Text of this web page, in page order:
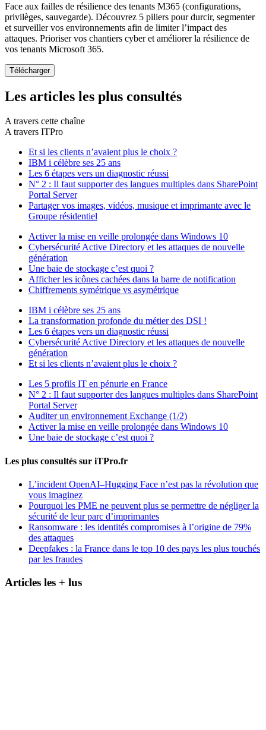
Face aux failles de résilience des tenants M365 (configurations,
privilèges, sauvegarde). Découvrez 5 piliers pour durcir, segmenter
et surveiller vos environnements afin de limiter l’impact des
attaques. Prioriser vos chantiers cyber et améliorer la résilience de
vos tenants Microsoft 365.
Les articles les plus consultés
A travers cette chaîne
A travers ITPro
Et si les clients n’avaient plus le choix ?
IBM i célèbre ses 25 ans
Les 6 étapes vers un diagnostic réussi
N° 2 : Il faut supporter des langues multiples dans SharePoint
Portal Server
Partager vos images, vidéos, musique et imprimante avec le
Groupe résidentiel
Activer la mise en veille prolongée dans Windows 10
Cybersécurité Active Directory et les attaques de nouvelle
génération
Une baie de stockage c’est quoi ?
Afficher les icônes cachées dans la barre de notification
Chiffrements symétrique vs asymétrique
IBM i célèbre ses 25 ans
La transformation profonde du métier des DSI !
Les 6 étapes vers un diagnostic réussi
Cybersécurité Active Directory et les attaques de nouvelle
génération
Et si les clients n’avaient plus le choix ?
Les 5 profils IT en pénurie en France
N° 2 : Il faut supporter des langues multiples dans SharePoint
Portal Server
Auditer un environnement Exchange (1/2)
Activer la mise en veille prolongée dans Windows 10
Une baie de stockage c’est quoi ?
Les plus consultés sur iTPro.fr
L’incident OpenAI–Hugging Face n’est pas la révolution que
vous imaginez
Pourquoi les PME ne peuvent plus se permettre de négliger la
sécurité de leur parc d’imprimantes
Ransomware : les identités compromises à l’origine de 79%
des attaques
Deepfakes : la France dans le top 10 des pays les plus touchés
par les fraudes
Articles les + lus